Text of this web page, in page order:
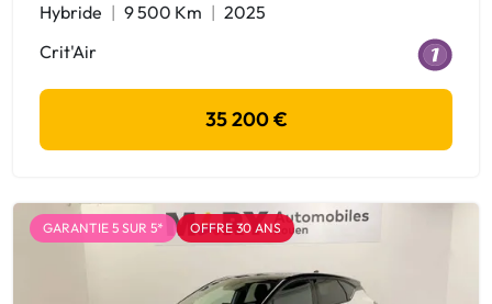
Hybride 9 500 Km
2025
Crit'Air
35 200 €
GARANTIE 5 SUR 5* OFFRE 30 ANS